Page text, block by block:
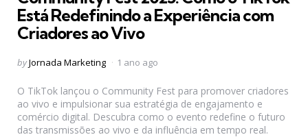
Está Redefinindo a Experiência com
Criadores ao Vivo
Posted
byJornada Marketing 1 ano ago
O TikTok lançou o Community Fest para promover criadores
ao vivo e impulsionar sua estratégia de engajamento e
comércio digital. Descubra como o evento redefine o futuro
das transmissões ao vivo e da influência em tempo real.